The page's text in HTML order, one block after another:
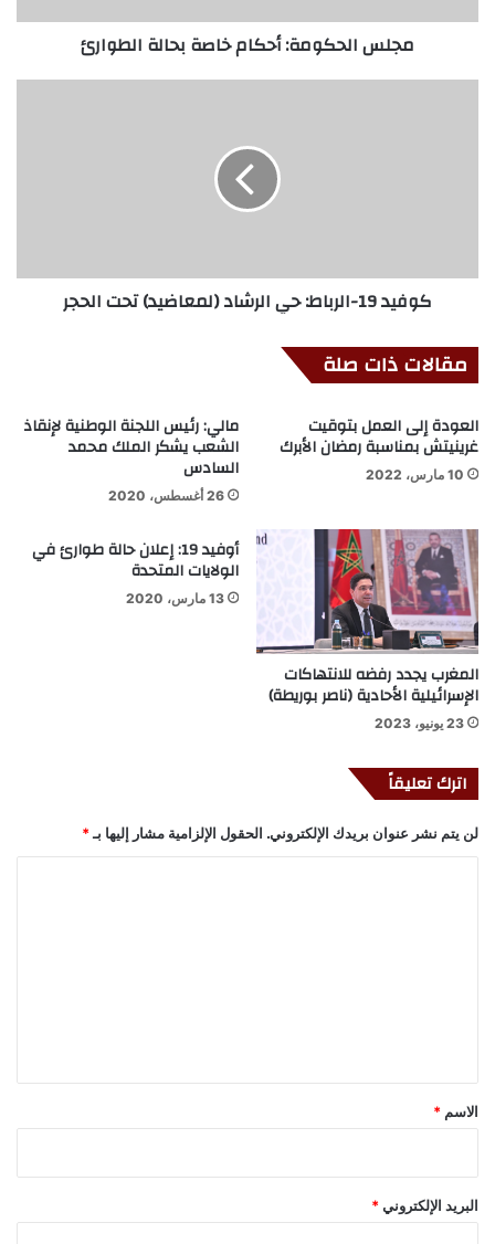
مجلس الحكومة: أحكام خاصة بحالة الطوارئ
كوفيد 19-الرباط: حي الرشاد (لمعاضيد) تحت الحجر
مقالات ذات صلة
العودة إلى العمل بتوقيت
غرينيتش بمناسبة رمضان الأبرك
10 مارس، 2022
مالي: رئيس اللجنة الوطنية لإنقاذ
الشعب يشكر الملك محمد
السادس
26 أغسطس، 2020
المغرب يجدد رفضه للانتهاكات
الإسرائيلية الأحادية (ناصر بوريطة)
23 يونيو، 2023
أوفيد 19: إعلان حالة طوارئ في
الولايات المتحدة
13 مارس، 2020
اترك تعليقاً
لن يتم نشر عنوان بريدك الإلكتروني. الحقول الإلزامية مشار إليها بـ*
*
الاسم *
البريد الإلكتروني *